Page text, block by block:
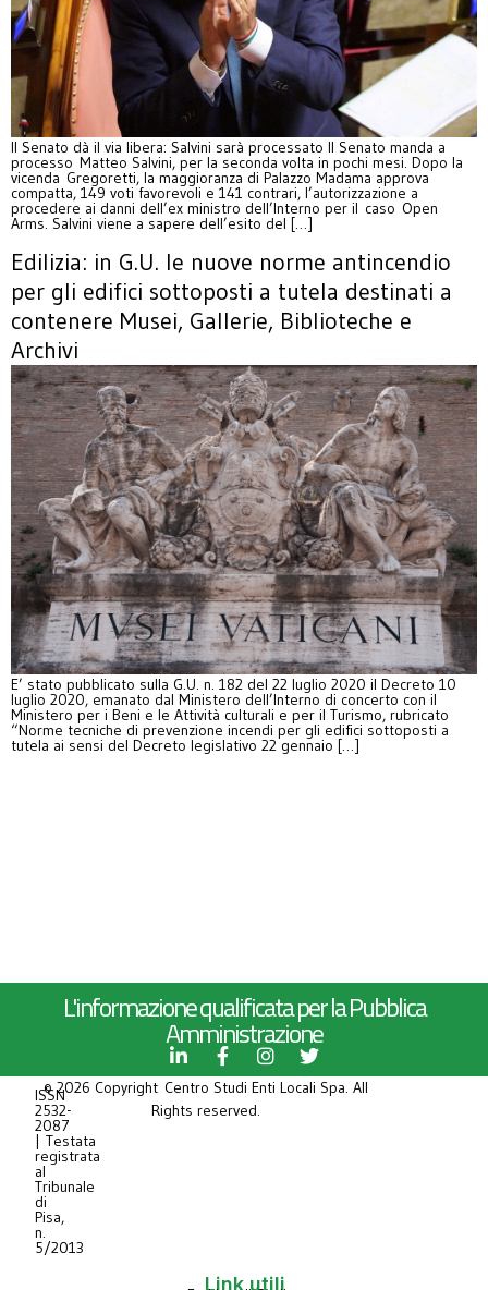
Il Senato dà il via libera: Salvini sarà processato Il Senato manda a
processo Matteo Salvini, per la seconda volta in pochi mesi. Dopo la
vicenda Gregoretti, la maggioranza di Palazzo Madama approva
compatta, 149 voti favorevoli e 141 contrari, l’autorizzazione a
procedere ai danni dell’ex ministro dell’Interno per il caso Open
Arms. Salvini viene a sapere dell’esito del […]
Edilizia: in G.U. le nuove norme antincendio
per gli edifici sottoposti a tutela destinati a
contenere Musei, Gallerie, Biblioteche e
Archivi
E’ stato pubblicato sulla G.U. n. 182 del 22 luglio 2020 il Decreto 10
luglio 2020, emanato dal Ministero dell’Interno di concerto con il
Ministero per i Beni e le Attività culturali e per il Turismo, rubricato
“Norme tecniche di prevenzione incendi per gli edifici sottoposti a
tutela ai sensi del Decreto legislativo 22 gennaio […]
L'informazione qualificata per la Pubblica
Amministrazione
ISSN
2532-
2087
| Testata
registrata
al
Tribunale
di
Pisa,
n.
5/2013
© 2026 Copyright Centro Studi Enti Locali Spa. All
Rights reserved.
Link utili